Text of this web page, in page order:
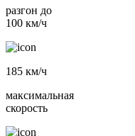
разгон до
100 км/ч
185 км/ч
максимальная
скорость